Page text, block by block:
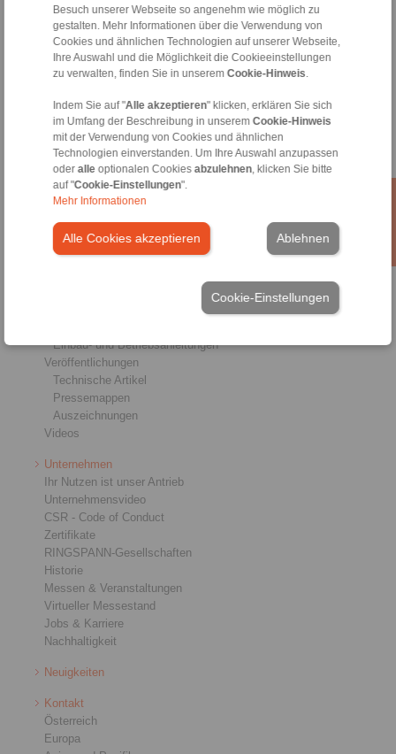
Besuch unserer Webseite so angenehm wie möglich zu
gestalten. Mehr Informationen über die Verwendung von
Cookies und ähnlichen Technologien auf unserer Webseite,
Ihre Auswahl und die Möglichkeit die Cookieeinstellungen
zu verwalten, finden Sie in unserem Cookie-Hinweis
Indem Sie auf "Alle akzeptieren" klicken, erklären Sie sich
im Umfang der Beschreibung in unserem Cookie-Hinweis
mit der Verwendung von Cookies und ähnlichen
Technologien einverstanden. Um Ihre Auswahl anzupassen
oder alleoptionalen Cookies abzulehnen, klicken Sie bitte
auf "Cookie-Einstellungen".
Mehr Informationen
Alle Cookies akzeptieren Ablehnen
Cookie-Einstellungen
Produkte
Übersicht
Welle-Nabe-Verbindungen
Schwerlastkupplungen
Industriekupplungen
Präzisionskupplungen
Präzisions-Spannzeuge
RCS® Fernbetätigungen
Branchen
Service
Einbau- und Betriebsanleitungen
Veröffentlichungen
Technische Artikel
Pressemappen
Auszeichnungen
Videos
Unternehmen
Ihr Nutzen ist unser Antrieb
Unternehmensvideo
CSR - Code of Conduct
Zertifikate
RINGSPANN-Gesellschaften
Historie
Messen & Veranstaltungen
Virtueller Messestand
Jobs & Karriere
Nachhaltigkeit
Neuigkeiten
Kontakt
Österreich
Europa